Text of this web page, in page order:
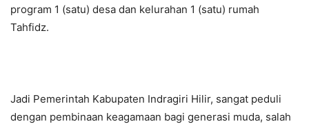
program 1 (satu) desa dan kelurahan 1 (satu) rumah
Tahfidz.
Jadi Pemerintah Kabupaten Indragiri Hilir, sangat peduli
dengan pembinaan keagamaan bagi generasi muda, salah